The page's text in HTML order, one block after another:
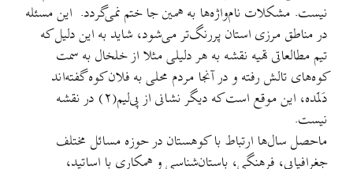
نیست. مشکلات نا‌م‌واژه‌ها به همین جا ختم نمی‌‌گردد. این مسئله
در مناطق مرزی استان پررنگ‌تر می‌شود، شاید به این دلیل که
تیم مطالعاتی تهیه نقشه به هر دلیلی مثلا از خلخال به سمت
کوه‌های تالش رفته و در آنجا مردم محلی به فلان کوه گفته‌اند
دَلمَده، این موقع است که دیگر نشانی از پی‌لیم(۲) در نقشه
نیست.
ماحصل سال‌ها ارتباط با کوهستان در حوزه مسائل مختلف
جغرافیایی، فرهنگی، باستان‌شناسی و همکاری با اساتید،